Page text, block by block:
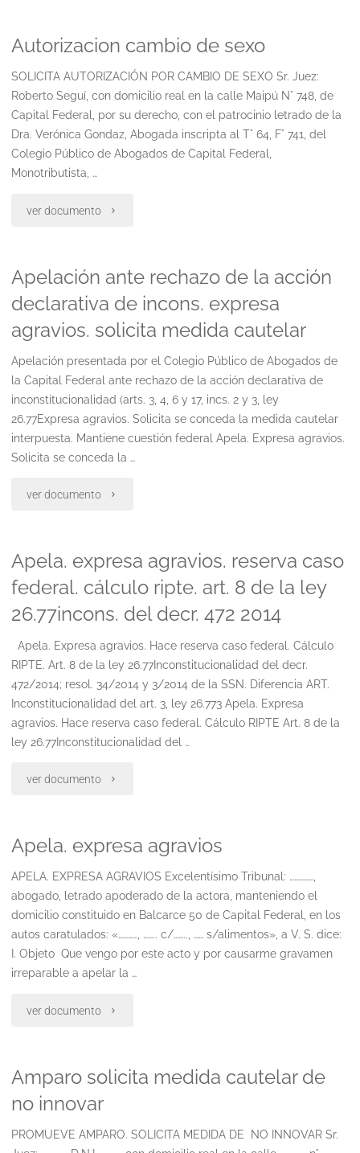
hipoteca"
Autorizacion cambio de sexo
SOLICITA AUTORIZACIÓN POR CAMBIO DE SEXO Sr. Juez:
Roberto Seguí, con domicilio real en la calle Maipú N° 748, de
Capital Federal, por su derecho, con el patrocinio letrado de la
Dra. Verónica Gondaz, Abogada inscripta al T° 64, F° 741, del
Colegio Público de Abogados de Capital Federal,
Monotributista, …
ver documento "Autorizacion
de
sexo"
Apelación ante rechazo de la acción
declarativa de incons. expresa
agravios. solicita medida cautelar
Apelación presentada por el Colegio Público de Abogados de
la Capital Federal ante rechazo de la acción declarativa de
inconstitucionalidad (arts. 3, 4, 6 y 17, incs. 2 y 3, ley
26.77Expresa agravios. Solicita se conceda la medida cautelar
interpuesta. Mantiene cuestión federal Apela. Expresa agravios.
Solicita se conceda la …
ver documento "Apelación
rechazo
de
la
acción
declarativa
de
incons.
expresa
solicita
medida
cautelar"
Apela. expresa agravios. reserva caso
federal. cálculo ripte. art. 8 de la ley
26.77incons. del decr. 472 2014
Apela. Expresa agravios. Hace reserva caso federal. Cálculo
RIPTE. Art. 8 de la ley 26.77Inconstitucionalidad del decr.
472/2014; resol. 34/2014 y 3/2014 de la SSN. Diferencia ART.
Inconstitucionalidad del art. 3, ley 26.773 Apela. Expresa
agravios. Hace reserva caso federal. Cálculo RIPTE Art. 8 de la
ley 26.77Inconstitucionalidad del …
ver documento "Apela.
agravios.
reserva
caso
federal.
cálculo
de
la
Apela. expresa agravios
APELA. EXPRESA AGRAVIOS Excelentísimo Tribunal: ……………,
abogado, letrado apoderado de la actora, manteniendo el
domicilio constituido en Balcarce 50 de Capital Federal, en los
autos caratulados: «…………, …….. c/…….., …… s/alimentos», a V. S. dice:
I. Objeto Que vengo por este acto y por causarme gravamen
irreparable a apelar la …
ver documento "Apela.
agravios"
Amparo solicita medida cautelar de
no innovar
PROMUEVE AMPARO. SOLICITA MEDIDA DE NO INNOVAR Sr.